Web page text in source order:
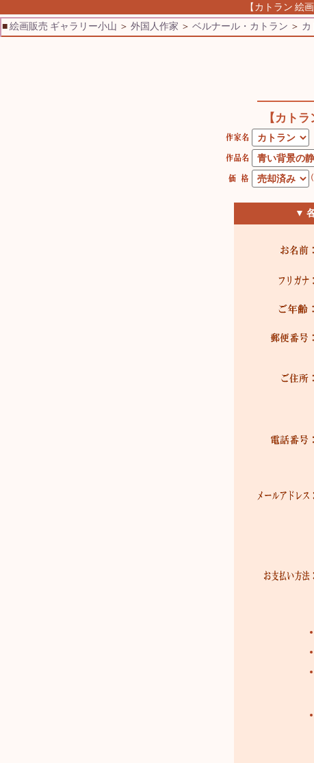
【カトラン 絵
■絵画販売 ギャラリー小山 ＞ 外国人作家 ＞ ベルナール・カトラン ＞ カ
【カトラ
▼